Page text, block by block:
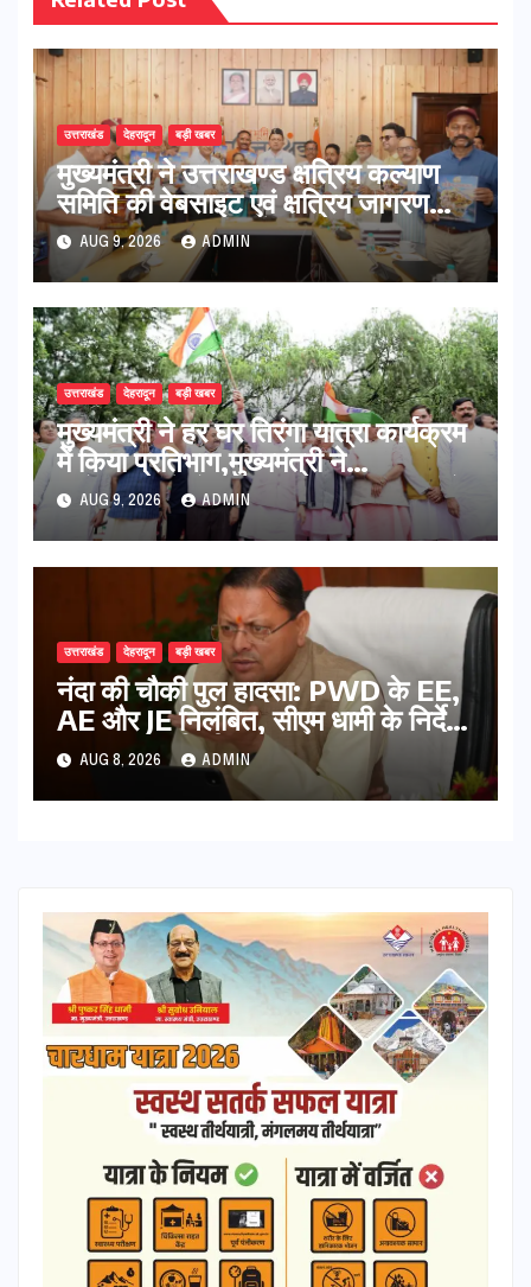
उत्तराखंड देहरादून बड़ी खबर
मुख्यमंत्री ने उत्तराखण्ड क्षत्रिय कल्याण
समिति की वेबसाइट एवं क्षत्रिय जागरण
स्मारिका का किया विमोचन
AUG 9, 2026 ADMIN
उत्तराखंड देहरादून बड़ी खबर
मुख्यमंत्री ने हर घर तिरंगा यात्रा कार्यक्रम
में किया प्रतिभाग,मुख्यमंत्री ने
प्रदेशवासियों से स्वतंत्रता दिवस पर अपने
घरों में तिरंगा फहराने का किया आवाह्न
AUG 9, 2026 ADMIN
उत्तराखंड देहरादून बड़ी खबर
नंदा की चौकी पुल हादसा: PWD के EE,
AE और JE निलंबित, सीएम धामी के निर्देश
पर सख्त कार्रवाई
AUG 8, 2026 ADMIN